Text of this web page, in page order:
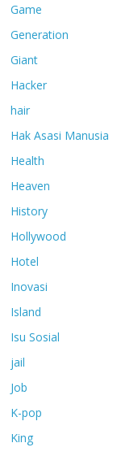
Game
Generation
Giant
Hacker
hair
Hak Asasi Manusia
Health
Heaven
History
Hollywood
Hotel
Inovasi
Island
Isu Sosial
jail
Job
K-pop
King